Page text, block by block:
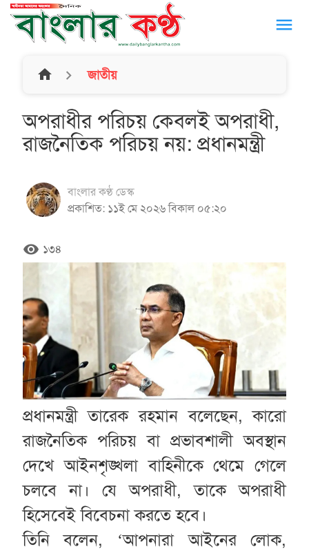
menu
home জাতীয়
অপরাধীর পরিচয় কেবলই অপরাধী,
রাজনৈতিক পরিচয় নয়: প্রধানমন্ত্রী
বাংলার কণ্ঠ ডেস্ক
প্রকাশিত: ১১ই মে ২০২৬ বিকাল ০৫:২০
remove_red_eye ১৩৪
প্রধানমন্ত্রী তারেক রহমান বলেছেন, কারো
রাজনৈতিক পরিচয় বা প্রভাবশালী অবস্থান
দেখে আইনশৃঙ্খলা বাহিনীকে থেমে গেলে
চলবে না। যে অপরাধী, তাকে অপরাধী
হিসেবেই বিবেচনা করতে হবে।
তিনি বলেন, ‘আপনারা আইনের লোক,